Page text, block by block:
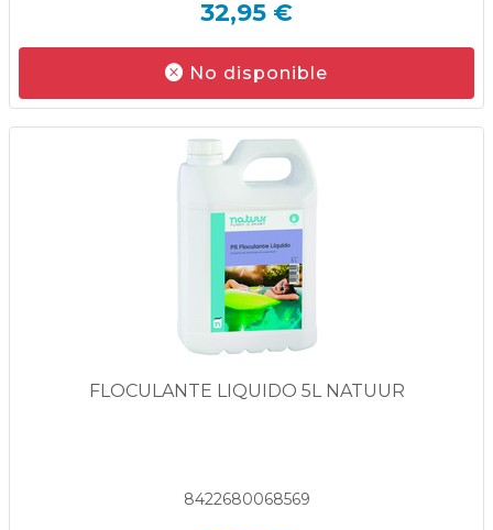
32,95 €
No disponible
FLOCULANTE LIQUIDO 5L NATUUR
8422680068569